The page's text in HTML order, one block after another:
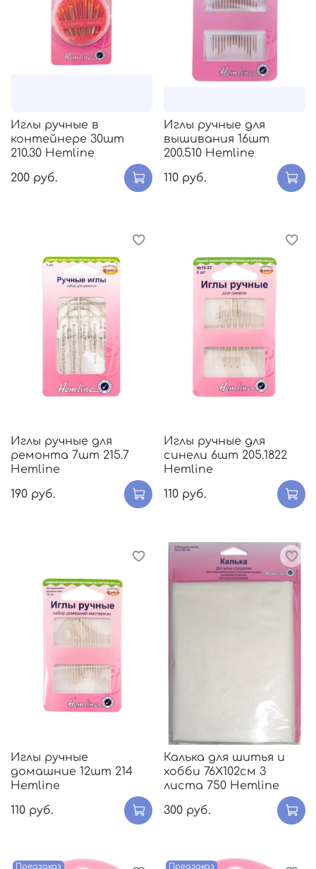
Иглы ручные в
контейнере 30шт
210.30 Hemline
200 руб.
Иглы ручные для
вышивания 16шт
200.510 Hemline
110 руб.
Иглы ручные для
ремонта 7шт 215.7
Hemline
190 руб.
Иглы ручные для
синели 6шт 205.1822
Hemline
110 руб.
Иглы ручные
домашние 12шт 214
Hemline
110 руб.
Калька для шитья и
хобби 76Х102см 3
листа 750 Hemline
300 руб.
Предзаказ Предзаказ